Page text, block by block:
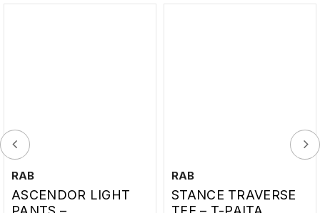
RAB
ASCENDOR LIGHT
RAB
STANCE TRAVERSE